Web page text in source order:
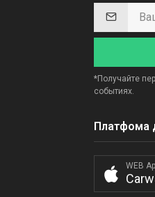
*Получайте
событиях.
Платфома
WEB